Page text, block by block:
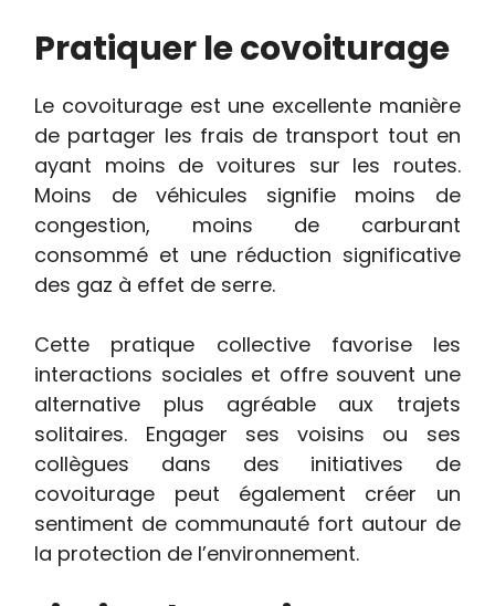
Pratiquer le covoiturage
Le covoiturage est une excellente manière
de partager les frais de transport tout en
ayant moins de voitures sur les routes.
Moins de véhicules signifie moins de
congestion, moins de carburant
consommé et une réduction significative
des gaz à effet de serre.
Cette pratique collective favorise les
interactions sociales et offre souvent une
alternative plus agréable aux trajets
solitaires. Engager ses voisins ou ses
collègues dans des initiatives de
covoiturage peut également créer un
sentiment de communauté fort autour de
la protection de l’environnement.